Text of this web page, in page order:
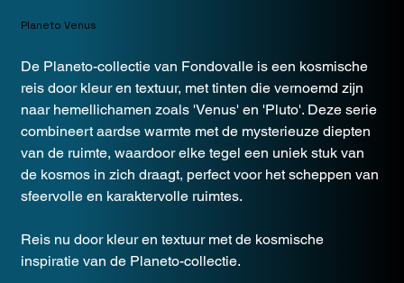
Planeto Venus
De Planeto-collectie van Fondovalle is een kosmische
reis door kleur en textuur, met tinten die vernoemd zijn
naar hemellichamen zoals 'Venus' en 'Pluto'. Deze serie
combineert aardse warmte met de mysterieuze diepten
van de ruimte, waardoor elke tegel een uniek stuk van
de kosmos in zich draagt, perfect voor het scheppen van
sfeervolle en karaktervolle ruimtes.
Reis nu door kleur en textuur met de kosmische
inspiratie van de Planeto-collectie.